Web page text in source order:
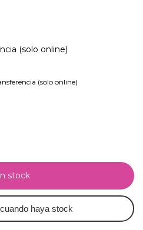
(solo online)
(solo online)
haya stock